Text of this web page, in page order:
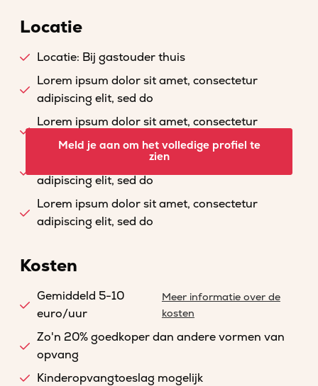
Locatie
Locatie: Bij gastouder thuis
Lorem ipsum dolor sit amet, consectetur
adipiscing elit, sed do
Lorem ipsum dolor sit amet, consectetur
adipiscing elit, sed do
Lorem ipsum dolor sit amet, consectetur
adipiscing elit, sed do
Lorem ipsum dolor sit amet, consectetur
adipiscing elit, sed do
Meld je aan om het volledige profiel te
zien
Kosten
Gemiddeld 5-10
euro/uur
Meer informatie over de
kosten
Zo'n 20% goedkoper dan andere vormen van
opvang
Kinderopvangtoeslag mogelijk